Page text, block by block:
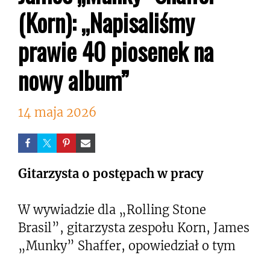
(Korn): „Napisaliśmy
prawie 40 piosenek na
nowy album”
14 maja 2026
Gitarzysta o postępach w pracy
W wywiadzie dla „Rolling Stone
Brasil”, gitarzysta zespołu Korn, James
„Munky” Shaffer, opowiedział o tym